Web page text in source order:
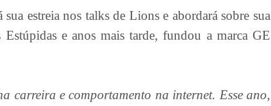
estreia nos talks de Lions e abordará sobre sua
e anos mais tarde, fundou a marca GE
carreira e comportamento na internet. Esse ano,